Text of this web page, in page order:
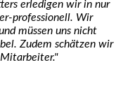
erledigen wir in nur
professionell. Wir
müssen uns nicht
Zudem schätzen wir